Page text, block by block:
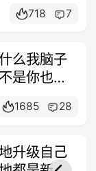
718 7
么我脑子
是你也在
1685 28
升级自己